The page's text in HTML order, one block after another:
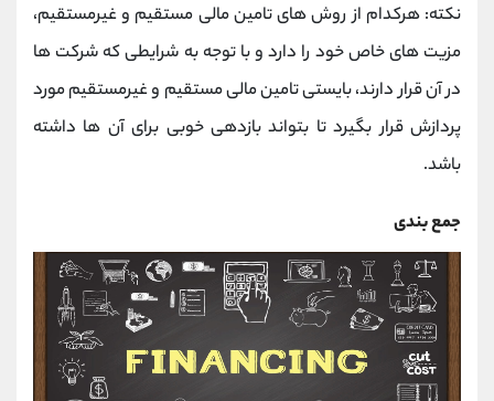
نکته: هرکدام از روش های تامین مالی مستقیم و غیرمستقیم،
مزیت های خاص خود را دارد و با توجه به شرایطی که شرکت ها
در آن قرار دارند، بایستی تامین مالی مستقیم و غیرمستقیم مورد
پردازش قرار بگیرد تا بتواند بازدهی خوبی برای آن ها داشته
باشد.
جمع بندی